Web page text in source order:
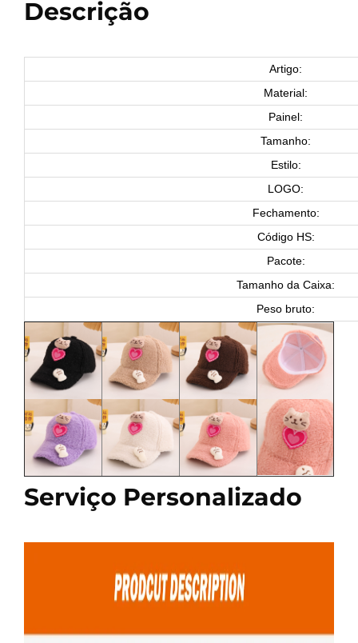
Descrição
Artigo:
Material:
Painel:
Tamanho:
Estilo:
LOGO:
Fechamento:
Código HS:
Pacote:
Tamanho da Caixa:
Peso bruto:
Serviço Personalizado